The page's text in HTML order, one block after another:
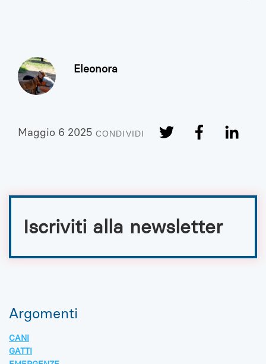
Eleonora
Maggio 6 2025 CONDIVIDI
Iscriviti alla newsletter
Argomenti
CANI
GATTI